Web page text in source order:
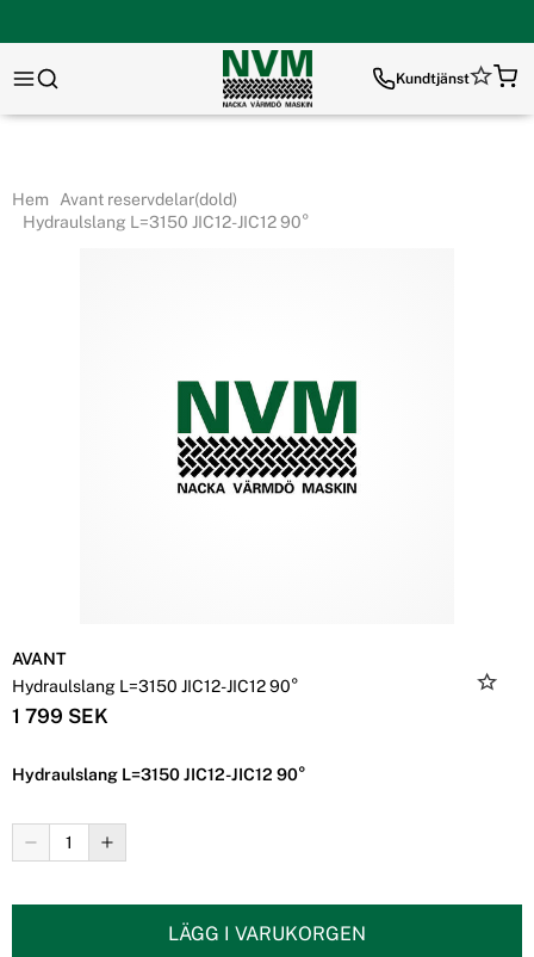
Kundtjänst
Hem
Avant reservdelar(dold)
Hydraulslang L=3150 JIC12-JIC12 90°
AVANT
Hydraulslang L=3150 JIC12-JIC12 90°
1 799 SEK
Hydraulslang L=3150 JIC12-JIC12 90°
LÄGG I VARUKORGEN